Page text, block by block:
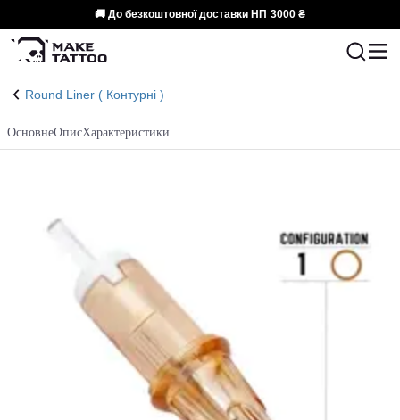
🚚 До безкоштовної доставки НП 3000 ₴
Round Liner ( Контурні )
ОсновнеОписХарактеристики